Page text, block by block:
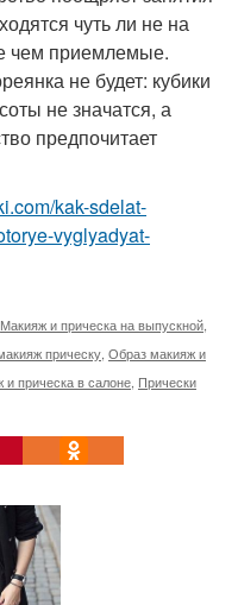
чуть ли не на
чем приемлемые.
не будет: кубики
не значатся, а
предпочитает
kak-sdelat-
vyglyadyat-
Макияж и прическа на выпускной
прическу Образ макияж и
и прическа в салоне Прически